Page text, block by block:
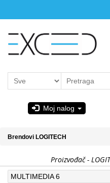
Moj nalog
Brendovi LOGITECH
Proizvođač -
MULTIMEDIA 6